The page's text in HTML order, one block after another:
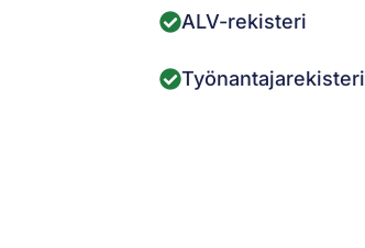
ALV-rekisteri
Työnantajarekisteri